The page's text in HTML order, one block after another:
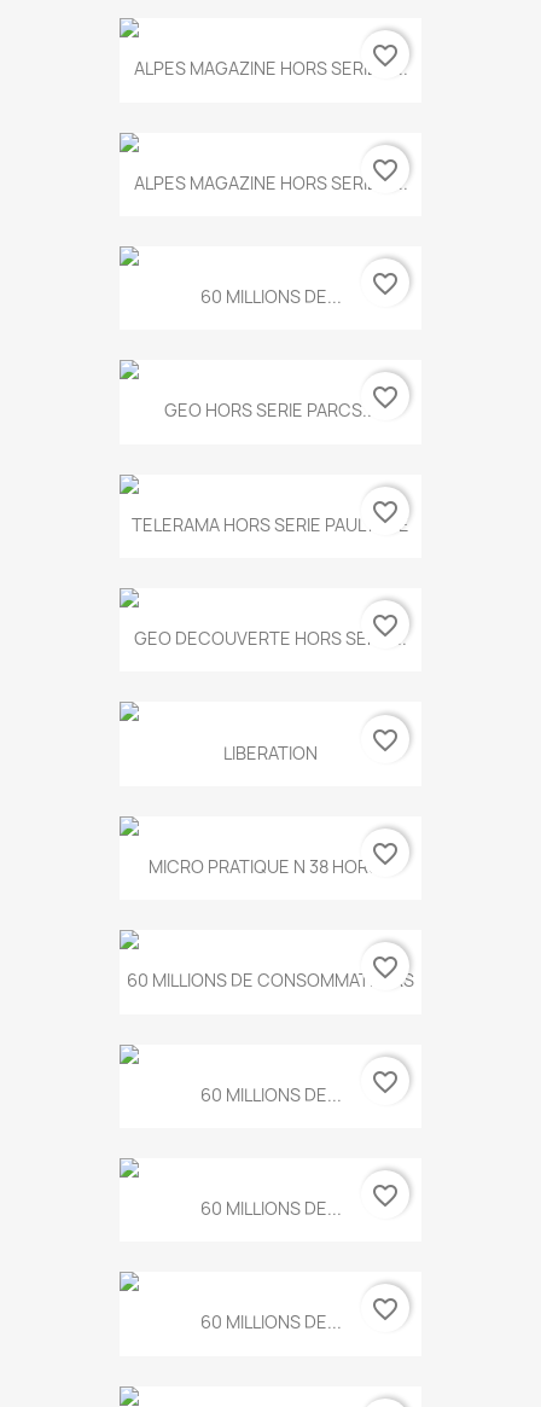
ALPES MAGAZINE HORS SERIE N...
favorite_border
ALPES MAGAZINE HORS SERIE N...
favorite_border
60 MILLIONS DE... favorite_border
GEO HORS SERIE PARCS...favorite_border
TELERAMA HORS SERIE PAUL KLEE
favorite_border
GEO DECOUVERTE HORS SERIE...
favorite_border
LIBERATION favorite_border
MICRO PRATIQUE N 38 HORS...
favorite_border
60 MILLIONS DE CONSOMMATEURS
favorite_border
60 MILLIONS DE... favorite_border
60 MILLIONS DE... favorite_border
60 MILLIONS DE... favorite_border